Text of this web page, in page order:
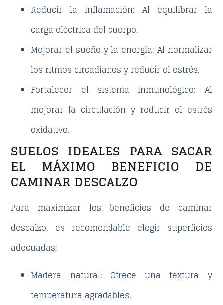
Reducir la inflamación: Al equilibrar la
carga eléctrica del cuerpo.
Mejorar el sueño y la energía: Al normalizar
los ritmos circadianos y reducir el estrés.
Fortalecer el sistema inmunológico: Al
mejorar la circulación y reducir el estrés
oxidativo.
SUELOS IDEALES PARA SACAR
EL MÁXIMO BENEFICIO DE
CAMINAR DESCALZO
Para maximizar los beneficios de caminar
descalzo, es recomendable elegir superficies
adecuadas:
Madera natural: Ofrece una textura y
temperatura agradables.